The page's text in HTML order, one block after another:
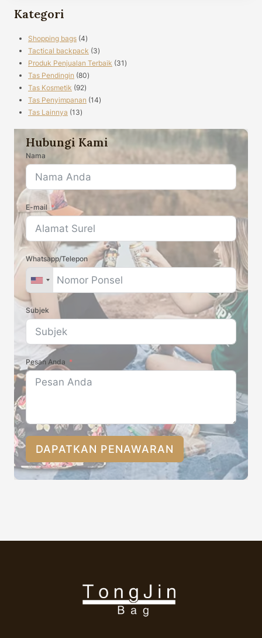
Kategori
Shopping bags 44
produk
Tactical backpack 33
produk
Produk Penjualan Terbaik 31 31
Tas Pendingin 8080
Tas Kosmetik 9292
produk
Tas Penyimpanan 1414
Tas Lainnya 1313
Hubungi Kami
Nama
E-mail
Whatsapp/Telepon
Subjek
Pesan Anda
DAPATKAN PENAWARAN